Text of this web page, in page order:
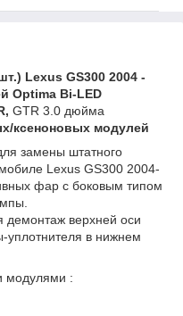
Lexus GS300 2004 -
Optima Bi-LED
GTR 3.0 дюйма
ксеноновых модулей
замены штатного
Lexus GS300 2004-
фар с боковым типом
демонтаж верхней оси
уплотнителя в нижнем
модулями :